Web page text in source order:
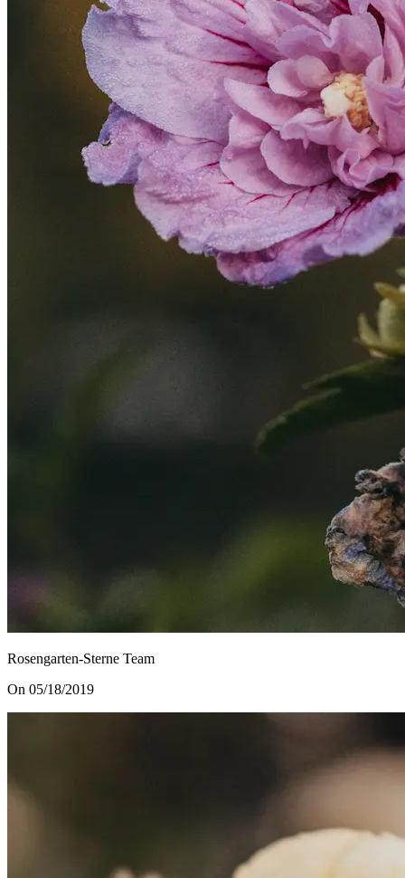
Rosengarten-Sterne Team
On 05/18/2019